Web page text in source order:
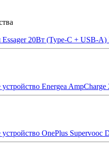
Essager 20Вт (Type-C + USB-
устройство Energea
устройство OnePlus